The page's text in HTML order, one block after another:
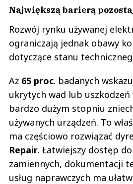
Największą barierą
Rozwój rynku używanej
ograniczają jednak obawy
dotyczące stanu
Aż 65 proc. badanych
ukrytych wad lub uszkodzeń
bardzo dużym stopniu
używanych urządzeń. To
ma częściowo rozwiązać
Repair. Łatwiejszy dostęp
zamiennych, dokumentacji
usług naprawczych ma